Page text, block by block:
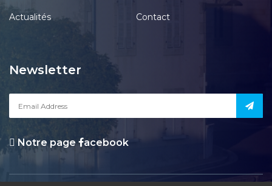
Actualités Contact
Newsletter
Notre page acebook